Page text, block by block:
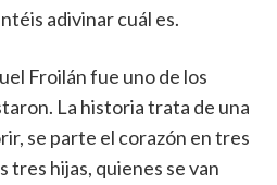
adivinar cuál es.
Froilán fue uno de los
La historia trata de una
se parte el corazón en tres
tres hijas, quienes se van